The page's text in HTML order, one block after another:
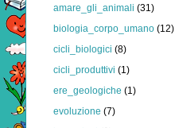
amare_gli_animali (31)
biologia_corpo_umano (12)
cicli_biologici (8)
cicli_produttivi (1)
ere_geologiche (1)
evoluzione (7)